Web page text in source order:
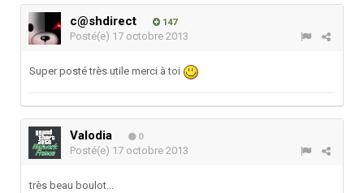
c@shdirect 147
Posté(e) 17 octobre 2013
Super posté très utile merci à toi
Valodia 0
Posté(e) 17 octobre 2013
très beau boulot...